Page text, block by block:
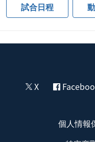
試合日程
X
個人情報